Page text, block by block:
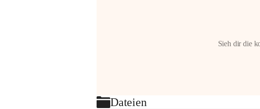
Sieh dir die
Dateien